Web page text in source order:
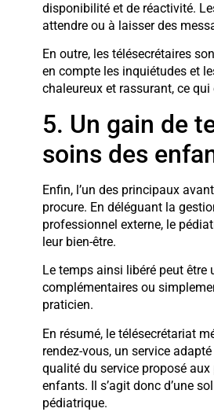
disponibilité et de réactivité.
attendre ou à laisser des
En outre, les télésecrétaires
en compte les inquiétudes et
chaleureux et rassurant, ce
5. Un gain de
soins des
Enfin, l’un des principaux
procure. En déléguant la
professionnel externe, le
leur bien-être.
Le temps ainsi libéré peut
complémentaires ou
praticien.
En résumé, le télésecrétariat
rendez-vous, un service
qualité du service proposé
enfants. Il s’agit donc d’une
pédiatrique.